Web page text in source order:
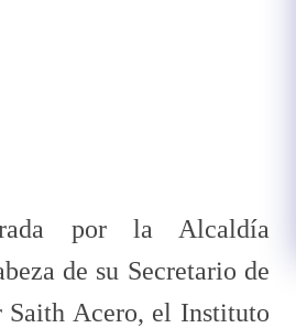
por la Alcaldía
de su Secretario de
Saith Acero, el Instituto